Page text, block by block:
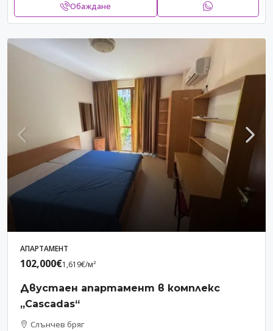
Обаждане
АПАРТАМЕНТ
102,000€1,619€/м²
Двустаен апартамент в комплекс
„Cascadas“
Слънчев бряг